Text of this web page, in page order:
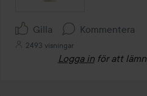
Gilla Kommentera
2493 visningar
Logga in för att